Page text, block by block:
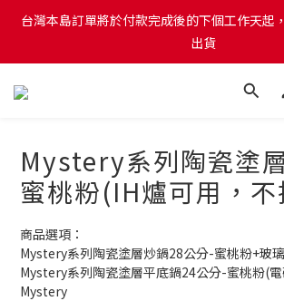
台灣本島訂單將於付款完成後的下個工作天起
出貨
台灣本島訂單將於付款完成後的下個工作天起
出貨
台灣本島消費滿$999免運費
台灣本島訂單將於付款完成後的下個工作天起
出貨
Mystery系列陶瓷塗
蜜桃粉(IH爐可用，
商品選項：
Mystery系列陶瓷塗層炒鍋28公分-蜜桃粉+玻
Mystery系列陶瓷塗層平底鍋24公分-蜜桃粉(
Mystery